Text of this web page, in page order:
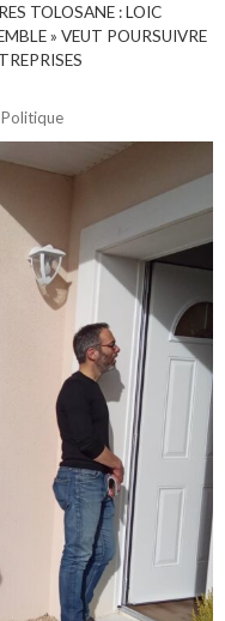
TOLOSANE : LOIC
» VEUT POURSUIVRE
Politique